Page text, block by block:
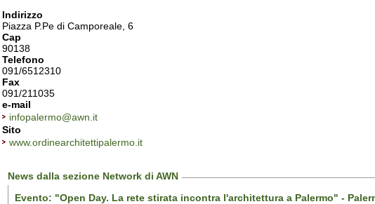
Indirizzo
Piazza P.Pe di Camporeale, 6
Cap
90138
Telefono
091/6512310
Fax
091/211035
e-mail
infopalermo@awn.it
Sito
www.ordinearchitettipalermo.it
News dalla sezione Network di AWN
Evento: "Open Day. La rete stirata incontra l'architettura a Palermo" -